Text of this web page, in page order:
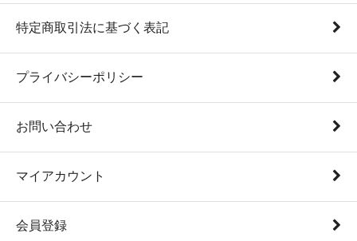
特定商取引法に基づく表記
プライバシーポリシー
お問い合わせ
マイアカウント
会員登録